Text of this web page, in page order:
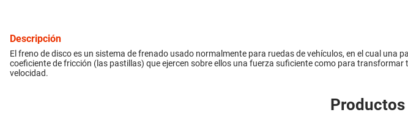
Descripción
El freno de disco es un sistema de frenado usado normalmente para ruedas de vehículos, en el cual
coeficiente de fricción (las pastillas) que ejercen sobre ellos una fuerza suficiente como para
velocidad.